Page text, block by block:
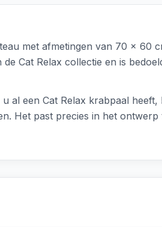
met afmetingen van 70 x 60
Cat Relax collectie en is
al een Cat Relax krabpaal heeft,
Het past precies in het ontwerp